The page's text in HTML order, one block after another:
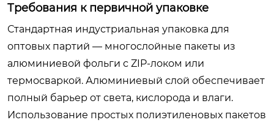
Требования к первичной упаковке
Стандартная индустриальная упаковка для
оптовых партий — многослойные пакеты из
алюминиевой фольги с ZIP-локом или
термосваркой. Алюминиевый слой обеспечивает
полный барьер от света, кислорода и влаги.
Использование простых полиэтиленовых пакетов